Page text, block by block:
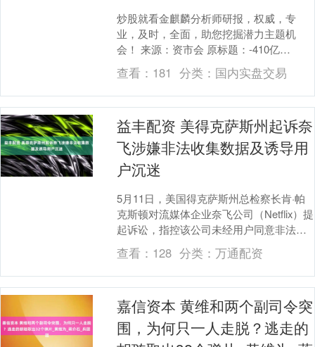
炒股就看金麒麟分析师研报，权威，专
业，及时，全面，助您挖掘潜力主题机
会！ 来源：资市会 原标题：-410亿
元！“顶流”易方达张坤表现糟糕透了 对长
期持有的基民是....
查看： 181 分类： 国内实盘交易
益丰配资 美得克萨斯州起诉奈
飞涉嫌非法收集数据及诱导用
户沉迷
5月11日，美国得克萨斯州总检察长肯·帕
克斯顿对流媒体企业奈飞公司（Netflix）提
起诉讼，指控该公司未经用户同意非法收
集儿童及其他消费者数据，并故意采用诱
导....
查看： 128 分类： 万通配资
嘉信资本 黄维和两个副司令突
围，为何只一人走脱？逃走的